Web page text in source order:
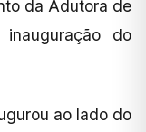
da Adutora de
do
ao lado do